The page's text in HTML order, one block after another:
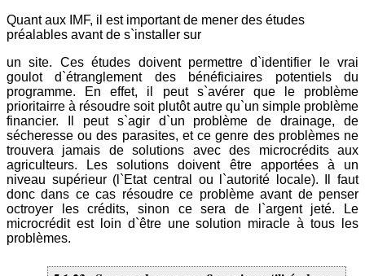
Quant aux IMF, il est important de mener des études
préalables avant de s`installer sur
un site. Ces études doivent permettre d`identifier le vrai
goulot d`étranglement des bénéficiaires potentiels du
programme. En effet, il peut s`avérer que le problème
prioritairre à résoudre soit plutôt autre qu`un simple problème
financier. Il peut s`agir d`un problème de drainage, de
sécheresse ou des parasites, et ce genre des problèmes ne
trouvera jamais de solutions avec des microcrédits aux
agriculteurs. Les solutions doivent être apportées à un
niveau supérieur (l`Etat central ou l`autorité locale). Il faut
donc dans ce cas résoudre ce problème avant de penser
octroyer les crédits, sinon ce sera de l`argent jeté. Le
microcrédit est loin d`être une solution miracle à tous les
problèmes.